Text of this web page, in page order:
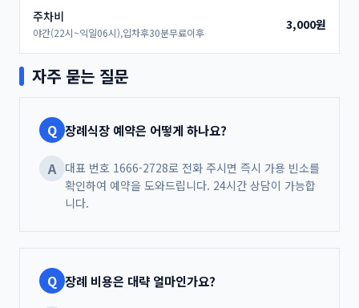
주차비
야간(22시~익일06시),입차후30분무료이후
3,000원
자주 묻는 질문
Q 장례식장 예약은 어떻게 하나요?
A 대표 번호 1666-2728로 전화 주시면 즉시 가용 빈소를
확인하여 예약을 도와드립니다. 24시간 상담이 가능합
니다.
Q 장례 비용은 대략 얼마인가요?